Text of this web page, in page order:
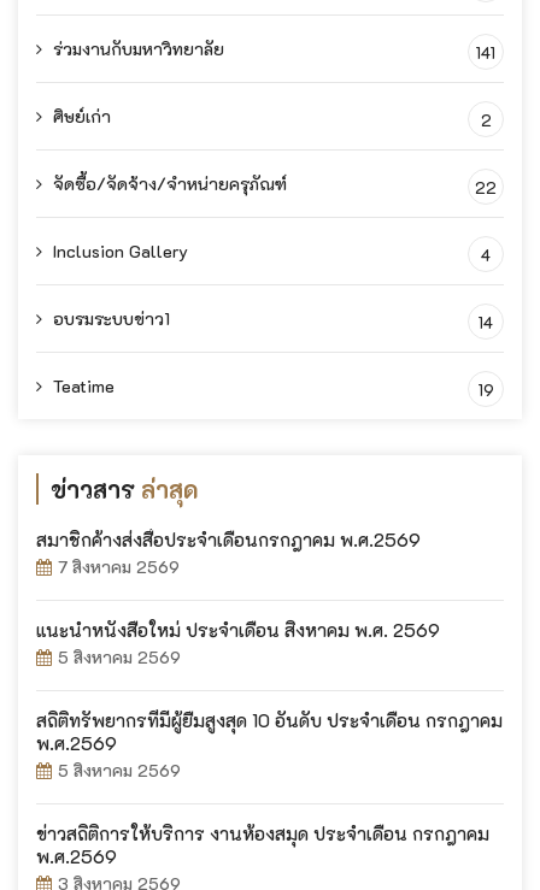
ร่วมงานกับมหาวิทยาลัย 141
ศิษย์เก่า 2
จัดซื้อ/จัดจ้าง/จำหน่ายครุภัณฑ์ 22
Inclusion Gallery 4
อบรมระบบข่าว1 14
Teatime 19
ข่าวสาร ล่าสุด
สมาชิกค้างส่งสื่อประจำเดือนกรกฎาคม พ.ศ.2569
7 สิงหาคม 2569
แนะนำหนังสือใหม่ ประจำเดือน สิงหาคม พ.ศ. 2569
5 สิงหาคม 2569
สถิติทรัพยากรที่มีผู้ยืมสูงสุด 10 อันดับ ประจำเดือน กรกฎาคม
พ.ศ.2569
5 สิงหาคม 2569
ข่าวสถิติการให้บริการ งานห้องสมุด ประจำเดือน กรกฎาคม
พ.ศ.2569
3 สิงหาคม 2569